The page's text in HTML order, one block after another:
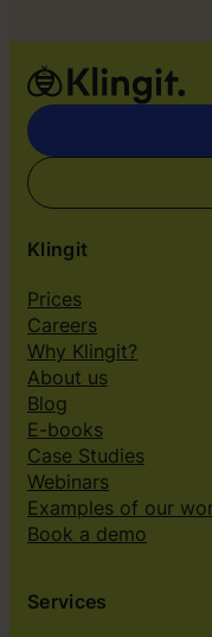
Klingit
Prices
Careers
Why Klingit?
About us
Blog
E-books
Case Studies
Webinars
Examples of our
Book a demo
Services